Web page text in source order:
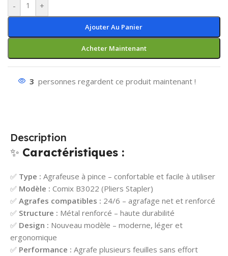
- +
Ajouter Au Panier
Acheter Maintenant
3 personnes regardent ce produit maintenant !
Description
✨ Caractéristiques :
✅ Type : Agrafeuse à pince – confortable et facile à utiliser
✅ Modèle : Comix B3022 (Pliers Stapler)
✅ Agrafes compatibles : 24/6 – agrafage net et renforcé
✅ Structure : Métal renforcé – haute durabilité
✅ Design : Nouveau modèle – moderne, léger et
ergonomique
✅ Performance : Agrafe plusieurs feuilles sans effort